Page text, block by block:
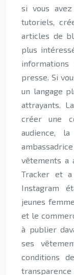
si vous
tutoriels,
articles de
plus
presse. Si
un langage
attrayants.
créer une
audience,
vêtements a
Tracker et
Instagram
jeunes
et le
à publier
ses
conditions